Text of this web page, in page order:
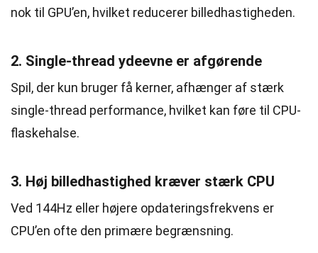
nok til GPU’en, hvilket reducerer billedhastigheden.
2. Single-thread ydeevne er afgørende
Spil, der kun bruger få kerner, afhænger af stærk
single-thread performance, hvilket kan føre til CPU-
flaskehalse.
3. Høj billedhastighed kræver stærk CPU
Ved 144Hz eller højere opdateringsfrekvens er
CPU’en ofte den primære begrænsning.